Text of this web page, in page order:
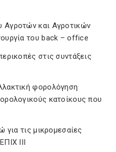
και Αγροτικών
του back – office
στις συντάξεις
φορολόγηση
κατοίκους που
για τις μικρομεσαίες
ΙΙΙ